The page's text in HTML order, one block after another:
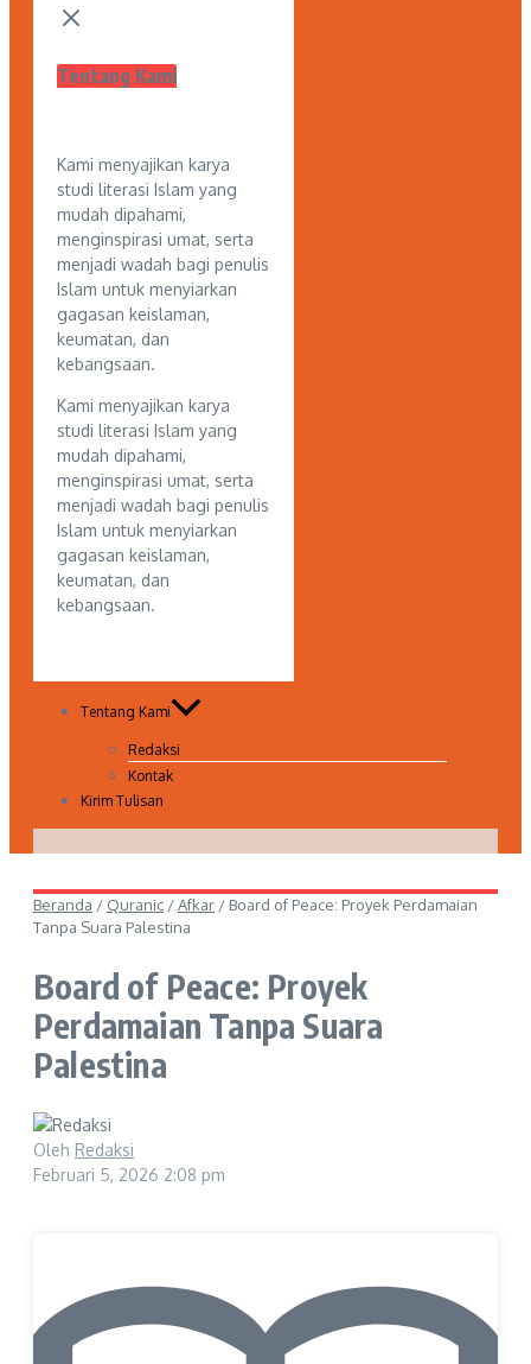
Tentang Kami
Kami menyajikan karya
studi literasi Islam yang
mudah dipahami,
menginspirasi umat, serta
menjadi wadah bagi penulis
Islam untuk menyiarkan
gagasan keislaman,
keumatan, dan
kebangsaan.
Kami menyajikan karya
studi literasi Islam yang
mudah dipahami,
menginspirasi umat, serta
menjadi wadah bagi penulis
Islam untuk menyiarkan
gagasan keislaman,
keumatan, dan
kebangsaan.
Tentang Kami
Redaksi
Kontak
Kirim Tulisan
Beranda / Quranic /Afkar / Board of Peace: Proyek Perdamaian
Tanpa Suara Palestina
Board of Peace: Proyek
Perdamaian Tanpa Suara
Palestina
Oleh Redaksi
Februari 5, 2026 2:08 pm